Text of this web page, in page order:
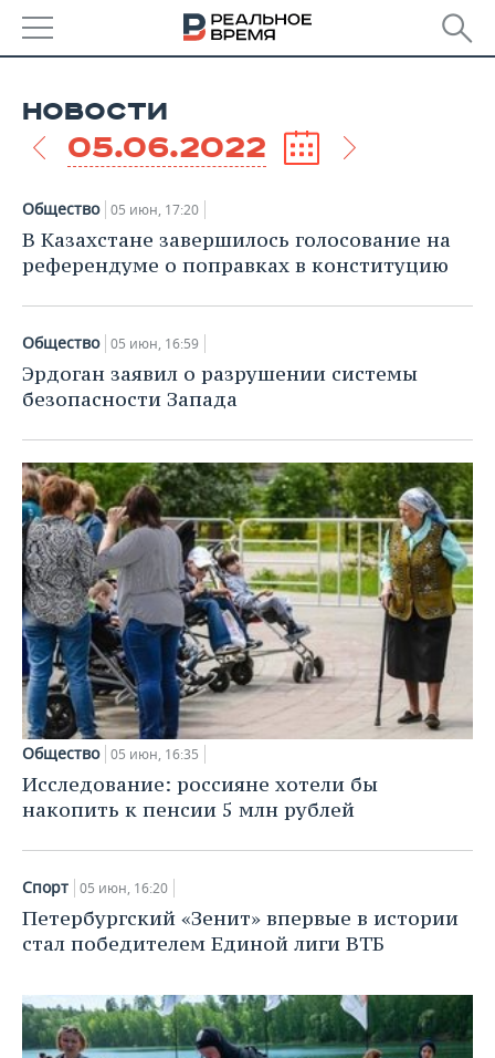
УДМУРТИЯ
НОВОСТИ
НОВОСТИ АНАЛИТИКИ
ДЕКЛАРАЦИИ О ДОХОДАХ
КОРОЛИ ГОСЗАКАЗА ПФО
ВУЗЫ ТАТАРСТАНА
КОМУ ПРИНАДЛЕЖАТ
ТАТАРСТАНА
ЭКОНОМИКА
НОВОСТИ ЭКОНОМИКИ
ФИНАНСЫ
БАНКИ
БЮДЖЕТ
ИНВЕСТИЦИИ
НОВОСТИ
ПРОМЫШЛЕННОСТИ
АГРОПРОМ
НЕФТЕХИМИЯ
НЕФТЬ
ОПК
ЭНЕРГЕТИКА
НЕДВИЖИМОСТЬ
НОВОСТИ НЕДВИЖИМОСТИ
АВТО
НОВОСТИ АВТО
БИЗНЕС
НОВОСТИ БИЗНЕСА
РОЗНИЧНАЯ ТОРГОВЛЯ
ТРАНСПОРТ
УСЛУГИ
ТЕХНОЛОГИИ
НОВОСТИ ТЕХНОЛОГИЙ
IT
МЕДИА
ТЕЛЕКОММУНИКАЦИИ
МЕРОПРИЯТИЯ
НОВОСТИ МЕРОПРИЯТИЙ
ВЫЕЗДНАЯ РЕДАКЦИЯ
БИЗНЕС-БРАНЧИ
ONLINE-КОНФЕРЕНЦИИ
ОТКРЫТАЯ ЛЕКЦИЯ
СПОРТ
НОВОСТИ СПОРТА
ФУТБОЛ
ХОККЕЙ
БАСКЕТБОЛ
КИБЕРСПОРТ
ФИГУРНОЕ КАТАНИЕ
ВОДНЫЕ ВИДЫ СПОРТА
ХОККЕЙ С МЯЧОМ
ОБЩЕСТВО
НОВОСТИ ОБЩЕСТВА
ВЛАСТЬ
ИНФРАСТРУКТУРА
КУЛЬТУРА
МЕДИЦИНА
ОБРАЗОВАНИЕ
ПРОИСШЕСТВИЯ
ФОТОГАЛЕРЕЯ
СЮЖЕТЫ
СПРАВОЧНИК
СПИСОК КОМПАНИЙ
НОВОСТИ
05.06.2022
Общество 05 июн, 17:20
В Казахстане завершилось голосование на
референдуме о поправках в конституцию
Общество 05 июн, 16:59
Эрдоган заявил о разрушении системы
безопасности Запада
Общество 05 июн, 16:35
Исследование: россияне хотели бы
накопить к пенсии 5 млн рублей
Спорт 05 июн, 16:20
Петербургский «Зенит» впервые в истории
стал победителем Единой лиги ВТБ